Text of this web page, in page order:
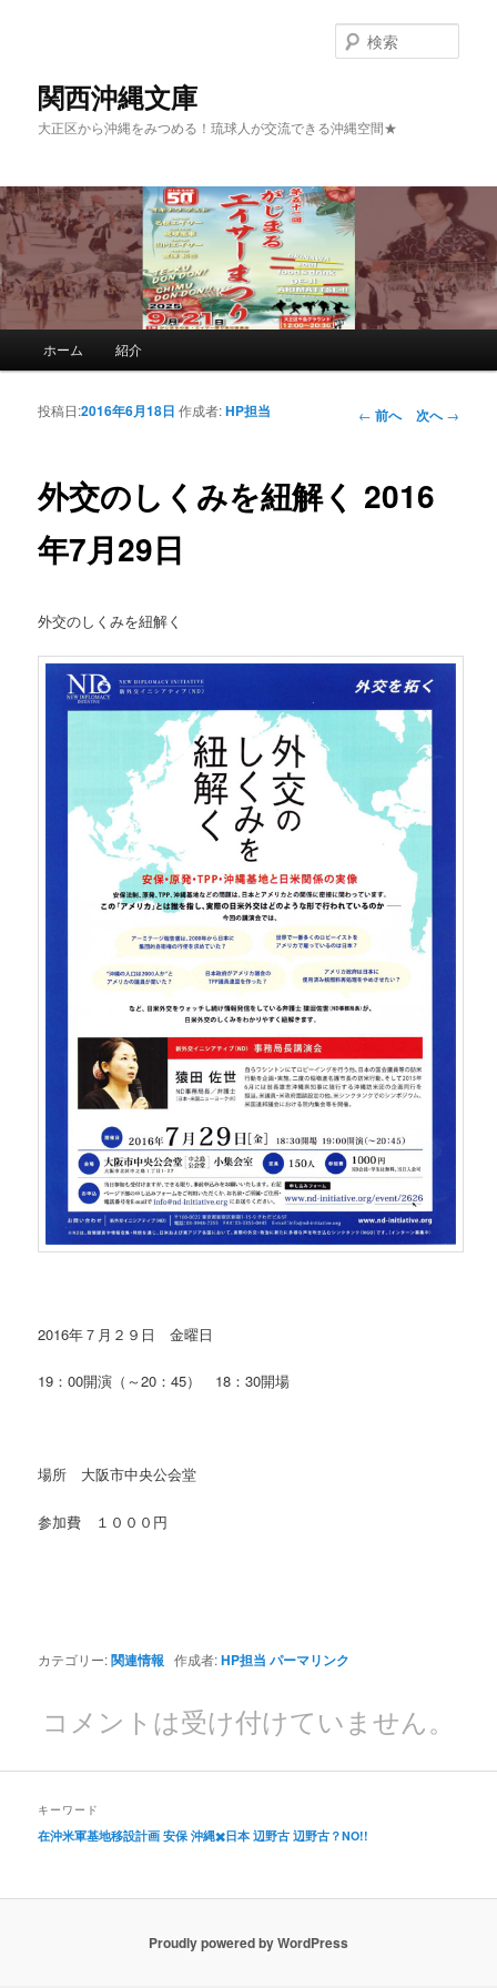
関西沖縄文庫
大正区から沖縄をみつめる！琉球人が交流できる沖縄空間★
索
メインコンテンツへ移動
サブコンテンツへ移動
ホーム 紹介
投稿ナビゲーシ
← 前へ 次へ→
外交のしくみを紐解く 2016
年7月29日
投稿日:2016年6月18日 作成者:HP担当
外交のしくみを紐解く
2016年７月２９日 金曜日
19：00開演（～20：45） 18：30開場
場所 大阪市中央公会堂
参加費 １０００円
カテゴリー:関連情報 作成者:HP担当 パーマリンク
コメントは受け付けていません。
キーワード
在沖米軍基地移設計画 安保 沖縄✖️日本 辺野古 辺野古？NO!!
Proudly powered by WordPress